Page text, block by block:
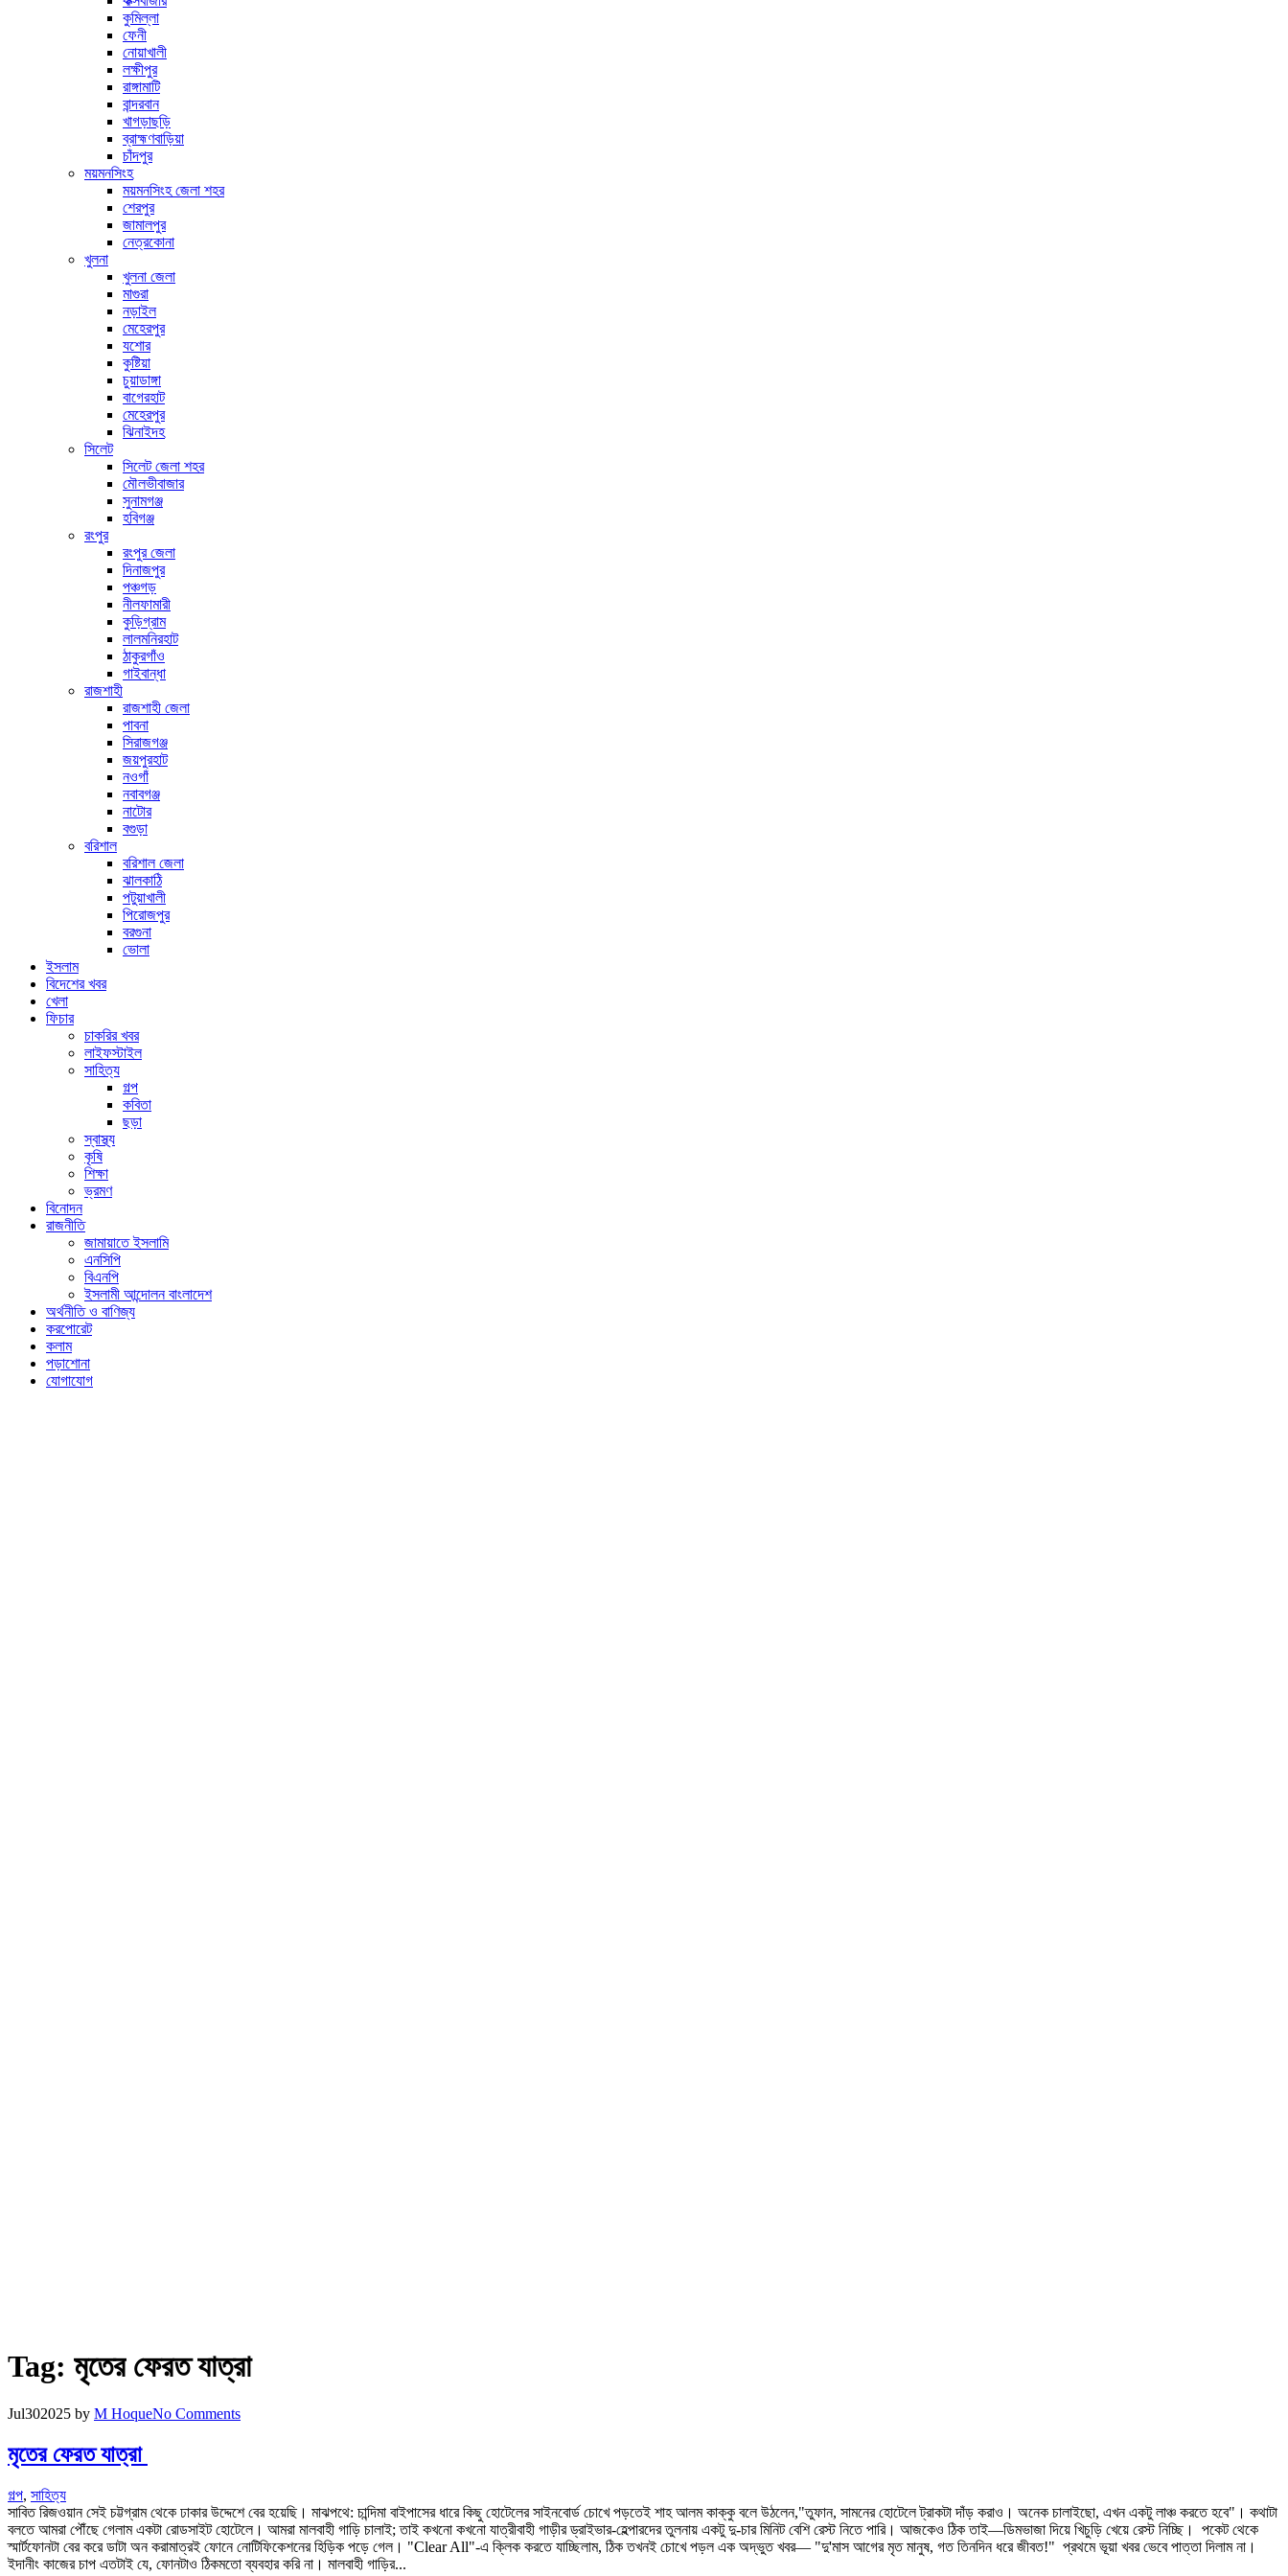
কুমিল্লা
ফেনী
নোয়াখালী
লক্ষীপুর
রাঙ্গামাটি
বান্দরবান
খাগড়াছড়ি
ব্রাহ্মণবাড়িয়া
চাঁদপুর
ময়মনসিংহ
ময়মনসিংহ জেলা শহর
শেরপুর
জামালপুর
নেত্রকোনা
খুলনা
খুলনা জেলা
মাগুরা
নড়াইল
মেহেরপুর
যশোর
কুষ্টিয়া
চুয়াডাঙ্গা
বাগেরহাট
মেহেরপুর
ঝিনাইদহ
সিলেট
সিলেট জেলা শহর
মৌলভীবাজার
সুনামগঞ্জ
হবিগঞ্জ
রংপুর
রংপুর জেলা
দিনাজপুর
পঞ্চগড়
নীলফামারী
কুড়িগ্রাম
লালমনিরহাট
ঠাকুরগাঁও
গাইবান্ধা
রাজশাহী
রাজশাহী জেলা
পাবনা
সিরাজগঞ্জ
জয়পুরহাট
নওগাঁ
নবাবগঞ্জ
নাটোর
বগুড়া
বরিশাল
বরিশাল জেলা
ঝালকাঠি
পটুয়াখালী
পিরোজপুর
বরগুনা
ভোলা
ইসলাম
বিদেশের খবর
খেলা
ফিচার
চাকরির খবর
লাইফস্টাইল
সাহিত্য
গল্প
কবিতা
ছড়া
স্বাস্থ্য
কৃষি
শিক্ষা
ভ্রমণ
বিনোদন
রাজনীতি
জামায়াতে ইসলামি
এনসিপি
বিএনপি
ইসলামী আন্দোলন বাংলাদেশ
অর্থনীতি ও বাণিজ্য
করপোরেট
কলাম
পড়াশোনা
যোগাযোগ
Tag: মৃতের ফেরত যাত্রা
Jul302025 by M HoqueNo Comments
মৃতের ফেরত যাত্রা
গল্প, সাহিত্য
সাবিত রিজওয়ান সেই চট্টগ্রাম থেকে ঢাকার উদ্দেশে বের হয়েছি। মাঝপথে: চান্দিমা বাইপাসের ধারে কিছু হোটেলের সাইনবোর্ড চোখে পড়তেই শাহ আলম কাক্কু বলে উঠলেন,"তুফান, সামনের হোটেলে ট্রাকটা দাঁড় করাও। অনেক চালাইছো, এখন একটু লাঞ্চ করতে হবে"। কথাটা
বলতে আমরা পৌঁছে গেলাম একটা রোডসাইট হোটেলে। আমরা মালবাহী গাড়ি চালাই; তাই কখনো কখনো যাত্রীবাহী গাড়ীর ড্রাইভার-হেল্পারদের তুলনায় একটু দু-চার মিনিট বেশি রেস্ট নিতে পারি। আজকেও ঠিক তাই—ডিমভাজা দিয়ে খিচুড়ি খেয়ে রেস্ট নিচ্ছি। পকেট থেকে
স্মার্টফোনটা বের করে ডাটা অন করামাত্রই ফোনে নোটিফিকেশনের হিড়িক পড়ে গেল। "Clear All"-এ ক্লিক করতে যাচ্ছিলাম, ঠিক তখনই চোখে পড়ল এক অদ্ভুত খবর‌‌‍— "দু'মাস আগের মৃত মানুষ, গত তিনদিন ধরে জীবত!" প্রথমে ভূয়া খবর ভেবে পাত্তা দিলাম না।
ইদানীং কাজের চাপ এতটাই যে, ফোনটাও ঠিকমতো ব্যবহার করি না। মালবাহী গাড়ির...